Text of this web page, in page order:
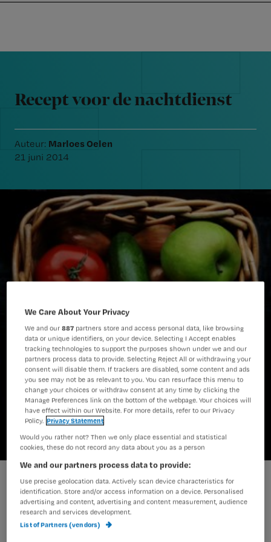
navigation
content
Nursing
Recept voor de nachtdienst
Auteur: Marloes Oelen
21 juni 2014
Het is belangrijk om tijdens je
We Care About Your Privacy
We and our887 partners store and access personal data, like browsing
data or unique identifiers, on your device. Selecting I Accept enables
tracking technologies to support the purposes shown under we and our
partners process data to provide. Selecting Reject All or withdrawing your
consent will disable them. If trackers are disabled, some content and ads
you see may not be as relevant to you. You can resurface this menu to
change your choices or withdraw consent at any time by clicking the
Manage Preferences link on the bottom of the webpage. Your choices will
have effect within our Website. For more details, refer to our Privacy
Policy. Privacy Statement
Would you rather not? Then we only place essential and statistical
cookies, these do not record any data about you as a person
We and our partners process data to provide:
Use precise geolocation data. Actively scan device characteristics for
identification. Store and/or access information on a device. Personalised
advertising and content, advertising and content measurement, audience
research and services development.
List of Partners (vendors)